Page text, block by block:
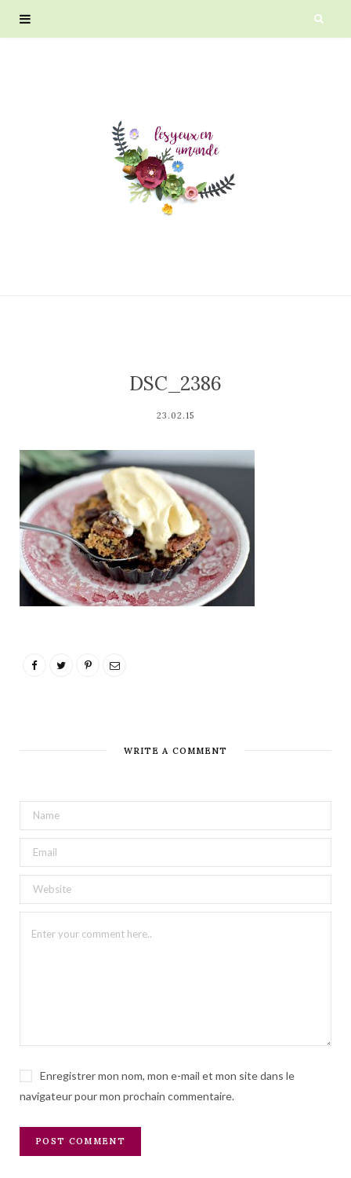
DSC_2386
23.02.15
WRITE A COMMENT
Enregistrer mon nom, mon e-mail et mon site dans le
navigateur pour mon prochain commentaire.